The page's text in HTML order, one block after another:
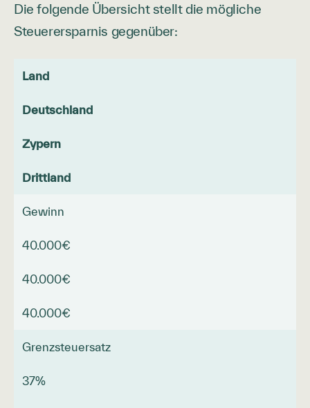
Die folgende Übersicht stellt die mögliche
Steuerersparnis gegenüber:
Land
Deutschland
Zypern
Drittland
Gewinn
40.000€
40.000€
40.000€
Grenzsteuersatz
37%